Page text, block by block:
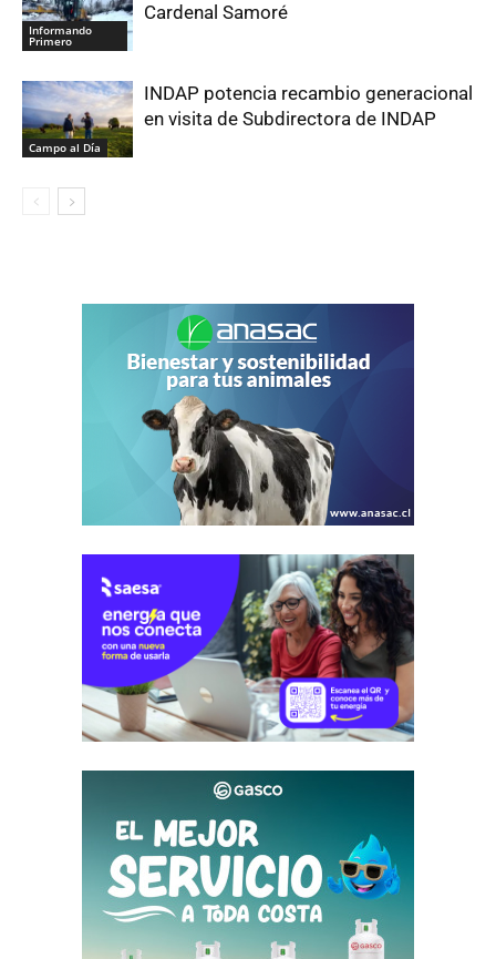
Informando
Primero
Cardenal Samoré
Campo al Día
INDAP potencia recambio generacional
en visita de Subdirectora de INDAP